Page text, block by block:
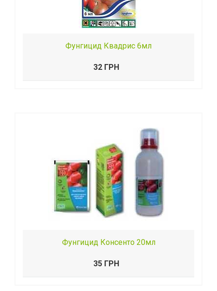
Фунгицид Квадрис 6мл
32 ГРН
Фунгицид Консенто 20мл
35 ГРН